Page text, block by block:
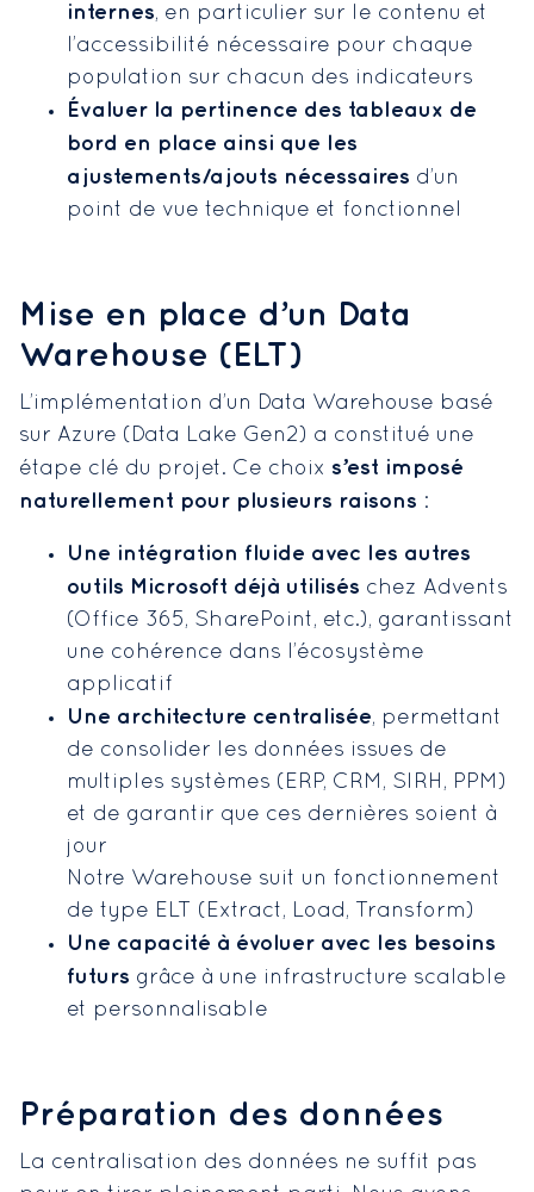
internes, en particulier sur le contenu et
l’accessibilité nécessaire pour chaque
population sur chacun des indicateurs
Évaluer la pertinence des tableaux de
bord en place ainsi que les
ajustements/ajouts nécessaires d’un
point de vue technique et fonctionnel
Mise en place d’un Data
Warehouse (ELT)
L’implémentation d’un Data Warehouse basé
sur Azure (Data Lake Gen2) a constitué une
étape clé du projet. Ce choix s’est imposé
naturellement pour plusieurs raisons :
Une intégration fluide avec les autres
outils Microsoft déjà utilisés chez Advents
(Office 365, SharePoint, etc.), garantissant
une cohérence dans l’écosystème
applicatif
Une architecture centralisée, permettant
de consolider les données issues de
multiples systèmes (ERP, CRM, SIRH, PPM)
et de garantir que ces dernières soient à
jour
Notre Warehouse suit un fonctionnement
de type ELT (Extract, Load, Transform)
Une capacité à évoluer avec les besoins
futurs grâce à une infrastructure scalable
et personnalisable
Préparation des données
La centralisation des données ne suffit pas